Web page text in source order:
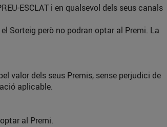
ESCLAT i en qualsevol dels seus canals
Sorteig però no podran optar al Premi. La
valor dels seus Premis, sense perjudici de
aplicable.
al Premi.